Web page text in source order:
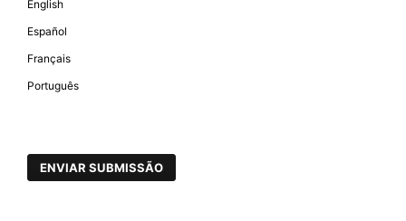
English
Español
Français
Português
ENVIAR SUBMISSÃO